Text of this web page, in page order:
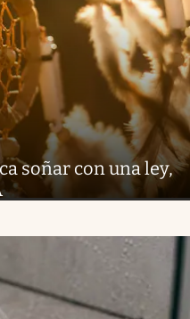
soñar con una ley,